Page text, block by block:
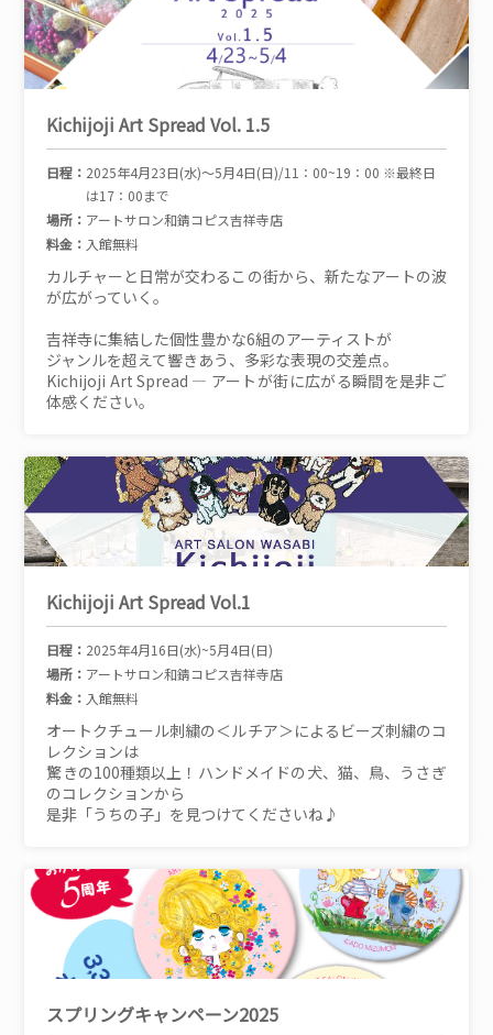
Kichijoji Art Spread Vol. 1.5
日程： 2025年4月23日(水)～5月4日(日)/11：00~19：00 ※最終日
は17：00まで
場所： アートサロン和錆コピス吉祥寺店
料金： 入館無料
カルチャーと日常が交わるこの街から、新たなアートの波
が広がっていく。
吉祥寺に集結した個性豊かな6組のアーティストが
ジャンルを超えて響きあう、多彩な表現の交差点。
Kichijoji Art Spread ― アートが街に広がる瞬間を是非ご
体感ください。
Kichijoji Art Spread Vol.1
日程： 2025年4月16日(水)~5月4日(日)
場所： アートサロン和錆コピス吉祥寺店
料金： 入館無料
オートクチュール刺繍の＜ルチア＞によるビーズ刺繍のコ
レクションは
驚きの100種類以上！ハンドメイドの犬、猫、鳥、うさぎ
のコレクションから
是非「うちの子」を見つけてくださいね♪
スプリングキャンペーン2025